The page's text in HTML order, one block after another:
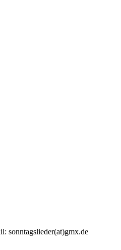
sonntagslieder(at)gmx.de